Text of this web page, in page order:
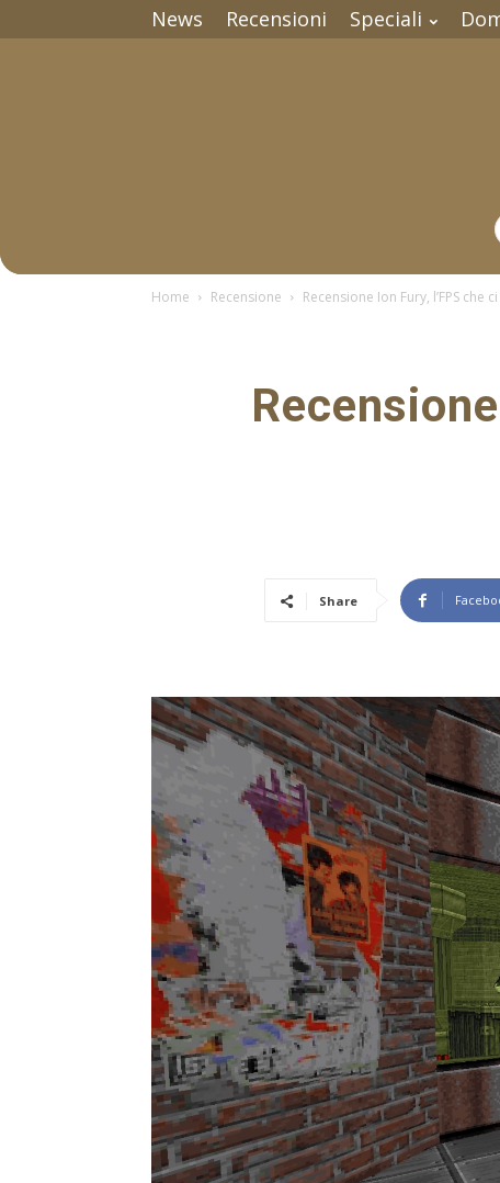
News Recensioni Speciali
Home Recensione Recensione Ion Fury, l’FPS che
Share